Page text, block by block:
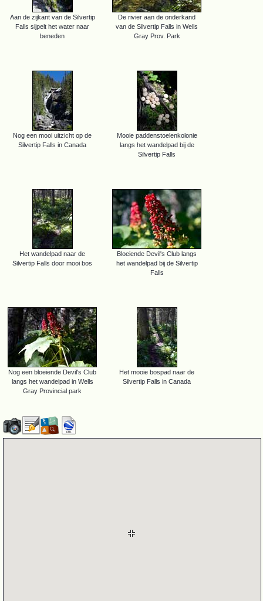
Aan de zijkant van de Silvertip
Falls sijpelt het water naar
beneden
De rivier aan de onderkand
van de Silvertip Falls in Wells
Gray Prov. Park
Nog een mooi uitzicht op de
Silvertip Falls in Canada
Mooie paddenstoelenkolonie
langs het wandelpad bij de
Silvertip Falls
Het wandelpad naar de
Silvertip Falls door mooi bos
Bloeiende Devil's Club langs
het wandelpad bij de Silvertip
Falls
Nog een bloeiende Devil's Club
langs het wandelpad in Wells
Gray Provincial park
Het mooie bospad naar de
Silvertip Falls in Canada